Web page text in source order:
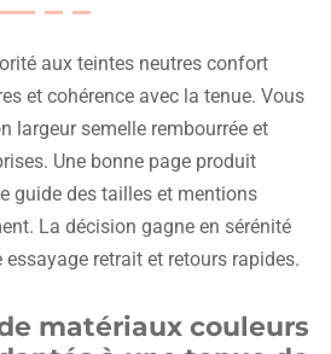
aux teintes neutres confort
et cohérence avec la tenue. Vous
largeur semelle rembourrée et
Une bonne page produit
guide des tailles et mentions
La décision gagne en sérénité
retrait et retours rapides.
matériaux couleurs